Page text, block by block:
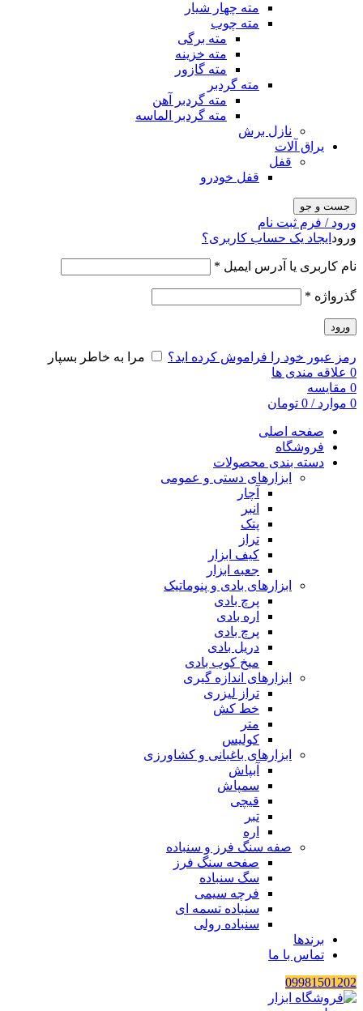
مته چهار شیار
مته چوب
مته برگی
مته خزینه
مته گازور
مته گردبر
مته گردبر آهن
مته گردبر الماسه
نازل برش
یراق آلات
قفل
قفل خودرو
جست و جو
ورود / فرم ثبت نام
ورود ایجاد یک حساب کاربری؟
نام کاربری یا آدرس ایمیل *
گذرواژه *
ورود
رمز عبور خود را فراموش کرده اید؟
مرا به خاطر بسپار
0 علاقه مندی ها
0 مقایسه
0 موارد /
0 تومان
صفحه اصلی
فروشگاه
دسته بندی محصولات
ابزارهای دستی و عمومی
آچار
انبر
پتک
تراز
کیف ابزار
جعبه ابزار
ابزارهای بادی و پنوماتیک
پرچ بادی
اره بادی
پرچ بادی
دریل بادی
میخ کوب بادی
ابزارهای اندازه گیری
تراز لیزری
خط کش
متر
کولیس
ابزارهای باغبانی و کشاورزی
آبپاش
سمپاش
قیچی
تبر
اره
صفه سنگ فرز و سنباده
صفحه سنگ فرز
سگ سنباده
فرچه سیمی
سنباده تسمه ای
سنباده رولی
برندها
تماس با ما
09981501202